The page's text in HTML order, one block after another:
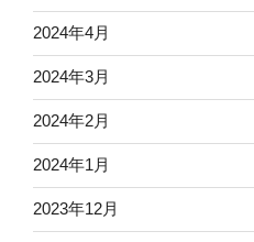
2024年4月
2024年3月
2024年2月
2024年1月
2023年12月